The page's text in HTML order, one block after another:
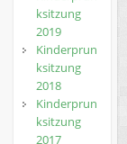
ksitzung
2019
Kinderprun
ksitzung
2018
Kinderprun
ksitzung
2017